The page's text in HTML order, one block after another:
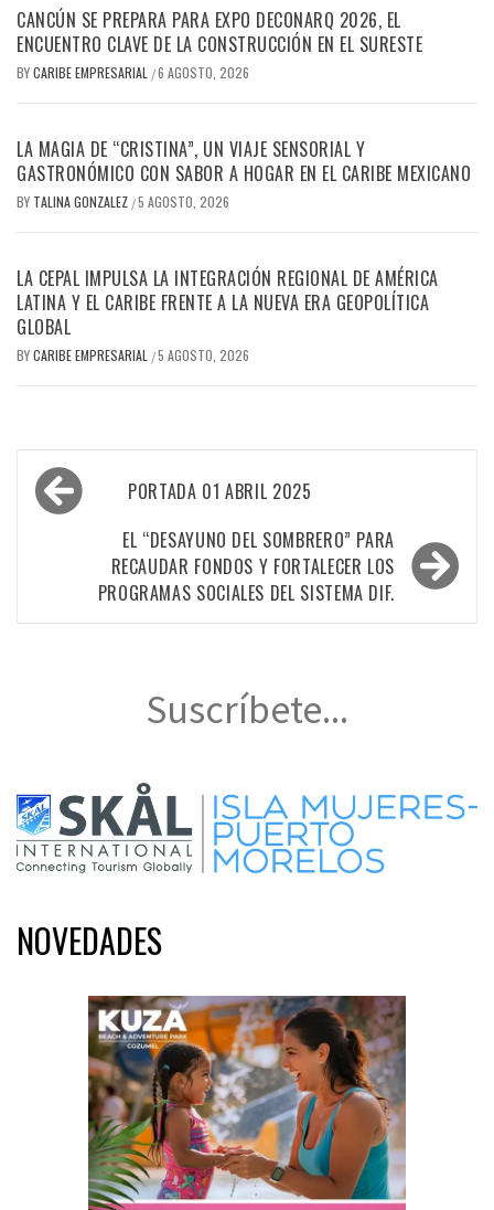
CANCÚN SE PREPARA PARA EXPO DECONARQ 2026, EL
ENCUENTRO CLAVE DE LA CONSTRUCCIÓN EN EL SURESTE
BYCARIBE EMPRESARIAL /6 AGOSTO, 2026
LA MAGIA DE “CRISTINA”, UN VIAJE SENSORIAL Y
GASTRONÓMICO CON SABOR A HOGAR EN EL CARIBE MEXICANO
BY TALINA GONZALEZ /5 AGOSTO, 2026
LA CEPAL IMPULSA LA INTEGRACIÓN REGIONAL DE AMÉRICA
LATINA Y EL CARIBE FRENTE A LA NUEVA ERA GEOPOLÍTICA
GLOBAL
BYCARIBE EMPRESARIAL /5 AGOSTO, 2026
Navegación
de
entradas
PORTADA 01 ABRIL 2025
EL “DESAYUNO DEL SOMBRERO” PARA
RECAUDAR FONDOS Y FORTALECER LOS
PROGRAMAS SOCIALES DEL SISTEMA DIF.
Suscríbete...
NOVEDADES